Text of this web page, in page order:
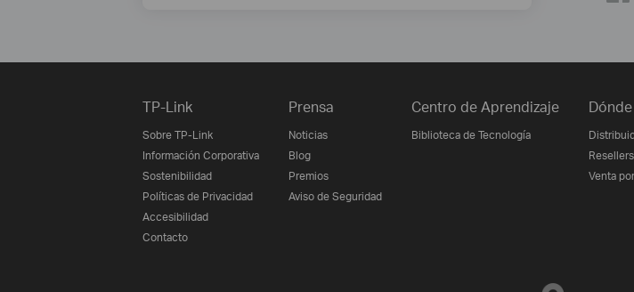
TP-Link
Sobre TP-Link
Información Corporativa
Sostenibilidad
Políticas de Privacidad
Accesibilidad
Contacto
Prensa
Noticias
Blog
Premios
Aviso de Seguridad
Centro de Aprendizaje
Biblioteca de Tecnología
Resellers
Venta